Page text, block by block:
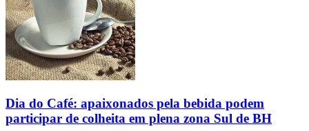
Dia do Café: apaixonados pela bebida podem
participar de colheita em plena zona Sul de BH